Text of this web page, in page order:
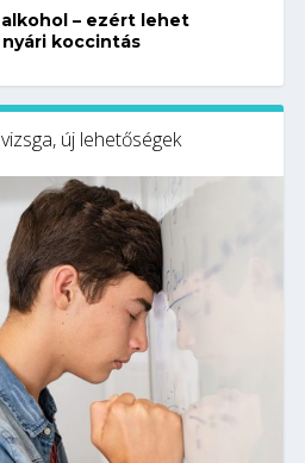
– ezért lehet
koccintás
új lehetőségek